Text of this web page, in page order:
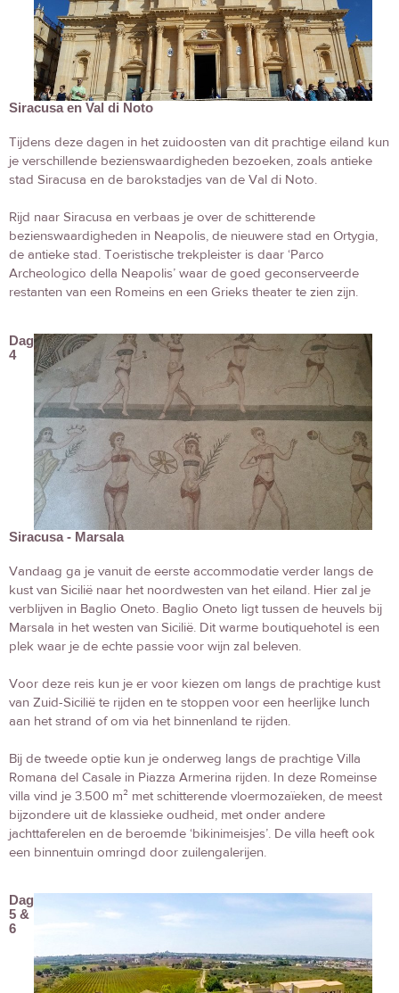
Siracusa en Val di Noto
Tijdens deze dagen in het zuidoosten van dit prachtige eiland kun
je verschillende bezienswaardigheden bezoeken, zoals antieke
stad Siracusa en de barokstadjes van de Val di Noto.
Rijd naar Siracusa en verbaas je over de schitterende
bezienswaardigheden in Neapolis, de nieuwere stad en Ortygia,
de antieke stad. Toeristische trekpleister is daar ‘Parco
Archeologico della Neapolis’ waar de goed geconserveerde
restanten van een Romeins en een Grieks theater te zien zijn.
Dag
4
Siracusa - Marsala
Vandaag ga je vanuit de eerste accommodatie verder langs de
kust van Sicilië naar het noordwesten van het eiland. Hier zal je
verblijven in Baglio Oneto. Baglio Oneto ligt tussen de heuvels bij
Marsala in het westen van Sicilië. Dit warme boutiquehotel is een
plek waar je de echte passie voor wijn zal beleven.
Voor deze reis kun je er voor kiezen om langs de prachtige kust
van Zuid-Sicilië te rijden en te stoppen voor een heerlijke lunch
aan het strand of om via het binnenland te rijden.
Bij de tweede optie kun je onderweg langs de prachtige Villa
Romana del Casale in Piazza Armerina rijden. In deze Romeinse
villa vind je 3.500 m² met schitterende vloermozaïeken, de meest
bijzondere uit de klassieke oudheid, met onder andere
jachttaferelen en de beroemde ‘bikinimeisjes’. De villa heeft ook
een binnentuin omringd door zuilengalerijen.
Dag
5 &
6